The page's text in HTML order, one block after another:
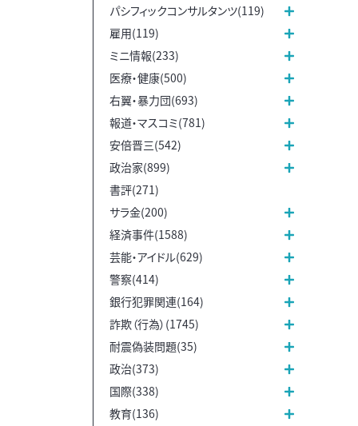
パシフィックコンサルタンツ(119)
雇用(119)
ミニ情報(233)
医療・健康(500)
右翼・暴力団(693)
報道・マスコミ(781)
安倍晋三(542)
政治家(899)
書評(271)
サラ金(200)
経済事件(1588)
芸能・アイドル(629)
警察(414)
銀行犯罪関連(164)
詐欺（行為）(1745)
耐震偽装問題(35)
政治(373)
国際(338)
教育(136)